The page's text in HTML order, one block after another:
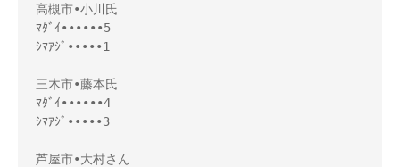
高槻市•小川氏
ﾏﾀﾞｲ••••••5
ｼﾏｱｼﾞ•••••1
三木市•藤本氏
ﾏﾀﾞｲ••••••4
ｼﾏｱｼﾞ•••••3
芦屋市•大村さん